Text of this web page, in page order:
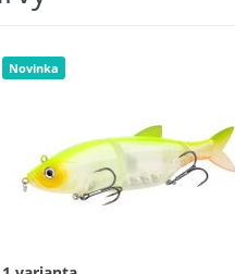
Novinka